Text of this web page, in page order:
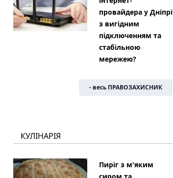
провайдера у Дніпрі
з вигідним
підключенням та
стабільною
мережею?
- весь ПРАВОЗАХИСНИК
КУЛІНАРІЯ
Пиріг з м'яким